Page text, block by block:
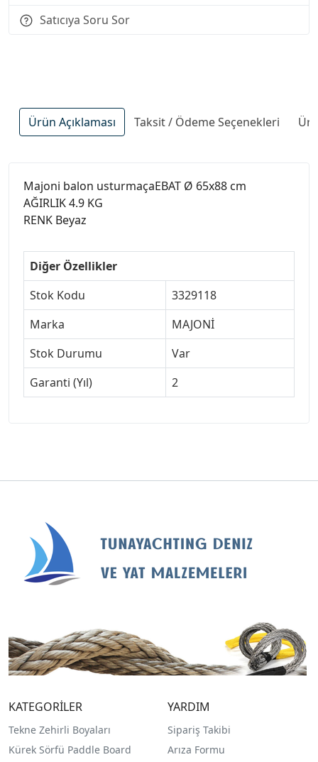
Satıcıya Soru Sor
Ürün Açıklaması Taksit / Ödeme Seçenekleri
Majoni balon usturmaçaEBAT Ø 65x88 cm
AĞIRLIK 4.9 KG
RENK Beyaz
Diğer Özellikler
Stok Kodu
3329118
Marka
MAJONİ
Stok Durumu
Var
Garanti (Yıl)
2
KATEGORİLER
Tekne Zehirli Boyaları
Kürek Sörfü Paddle Board
YARDIM
Sipariş Takibi
Arıza Formu